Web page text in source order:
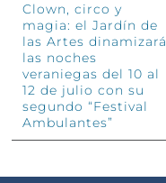
Clown, circo y
magia: el Jardín de
las Artes dinamizará
las noches
veraniegas del 10 al
12 de julio con su
segundo “Festival
Ambulantes”